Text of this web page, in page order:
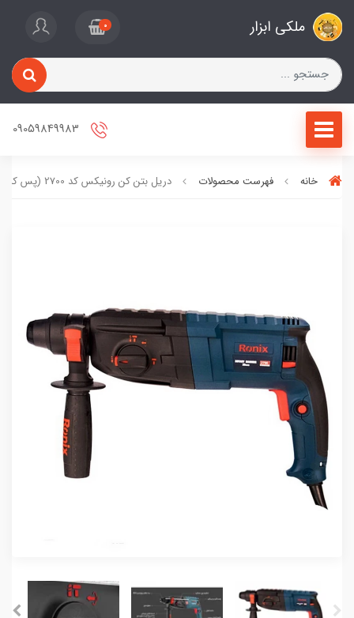
ملکی ابزار 0
خانه فهرست محصولات دریل بتن کن رونیکس کد 2700 (پس کرایه)